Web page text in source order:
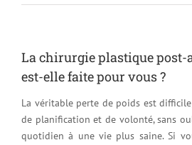
La chirurgie plastique
est-elle faite pour vous ?
La véritable perte de poids est
de planification et de volonté, sans
quotidien à une vie plus saine. Si